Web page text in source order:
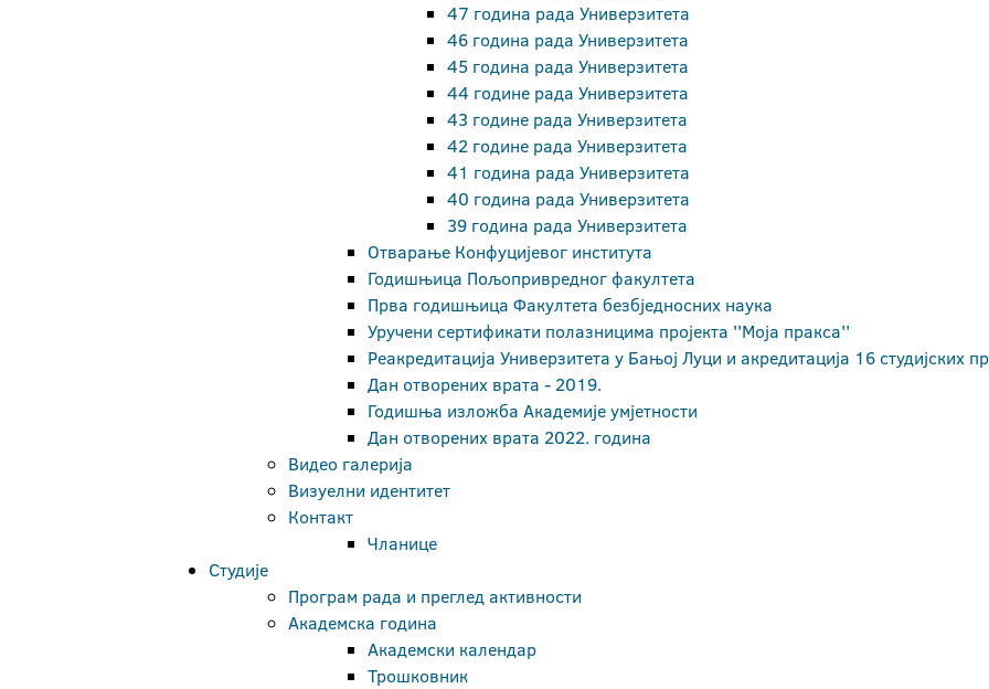
47 година рада Универзитета
46 година рада Универзитета
45 година рада Универзитета
44 године рада Универзитета
43 године рада Универзитета
42 године рада Универзитета
41 година рада Универзитета
40 година рада Универзитета
39 година рада Универзитета
Отварање Конфуцијевог института
Годишњица Пољопривредног факултета
Прва годишњица Факултета безбједносних наука
Уручени сертификати полазницима пројекта ''Моја пракса''
Реакредитација Универзитета у Бањој Луци и акредитација 16 студијских
Дан отворених врата - 2019.
Годишња изложба Академије умјетности
Дан отворених врата 2022. година
Видео галерија
Визуелни идентитет
Контакт
Чланице
Студије
Програм рада и преглед активности
Академска година
Академски календар
Трошковник